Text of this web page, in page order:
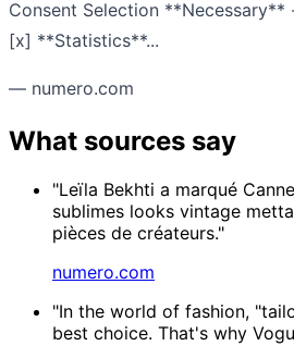
Consent Selection
[x] **Statistics**...
— numero.com
What sources say
"Leïla Bekhti a marqué
sublimes looks vintage
pièces de créateurs."
numero.com
"In the world of fashion,
best choice. That's why